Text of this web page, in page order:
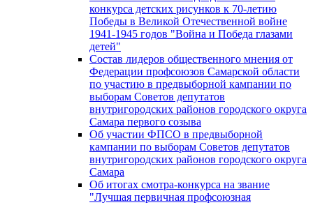
конкурса детских рисунков к 70-летию
Победы в Великой Отечественной войне
1941-1945 годов "Война и Победа глазами
детей"
Состав лидеров общественного мнения от
Федерации профсоюзов Самарской области
по участию в предвыборной кампании по
выборам Советов депутатов
внутригородских районов городского округа
Самара первого созыва
Об участии ФПСО в предвыборной
кампании по выборам Советов депутатов
внутригородских районов городского округа
Самара
Об итогах смотра-конкурса на звание
"Лучшая первичная профсоюзная